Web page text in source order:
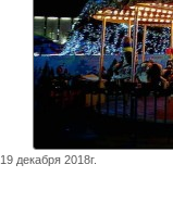
19 декабря 2018г.